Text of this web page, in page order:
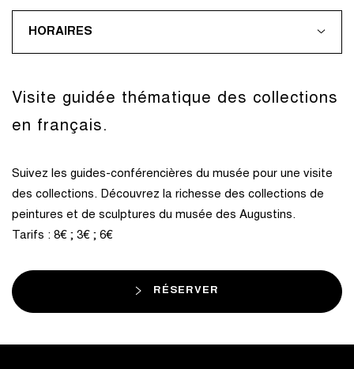
HORAIRES
Visite guidée thématique des collections
en français.
Suivez les guides-conférencières du musée pour une visite
des collections. Découvrez la richesse des collections de
peintures et de sculptures du musée des Augustins.
Tarifs : 8€ ; 3€ ; 6€
RÉSERVER